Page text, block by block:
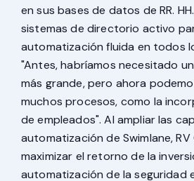
en sus bases de datos de RR.
sistemas de directorio activo
automatización fluida en todos
"Antes, habríamos necesitado un
más grande, pero ahora
muchos procesos, como la
de empleados". Al ampliar las
automatización de Swimlane,
maximizar el retorno de la
automatización de la seguridad